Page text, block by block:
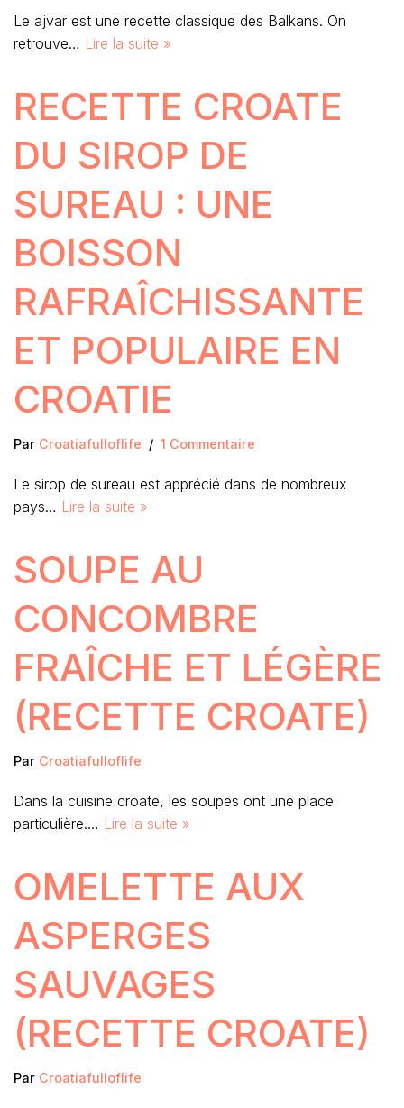
Le ajvar est une recette classique des Balkans. On
retrouve… Lire la suite »
RECETTE CROATE
DU SIROP DE
SUREAU : UNE
BOISSON
RAFRAÎCHISSANTE
ET POPULAIRE EN
CROATIE
Par Croatiafulloflife 1 Commentaire
Le sirop de sureau est apprécié dans de nombreux
pays… Lire la suite »
SOUPE AU
CONCOMBRE
FRAÎCHE ET LÉGÈRE
(RECETTE CROATE)
Par Croatiafulloflife
Dans la cuisine croate, les soupes ont une place
particulière.… Lire la suite »
OMELETTE AUX
ASPERGES
SAUVAGES
(RECETTE CROATE)
Par Croatiafulloflife